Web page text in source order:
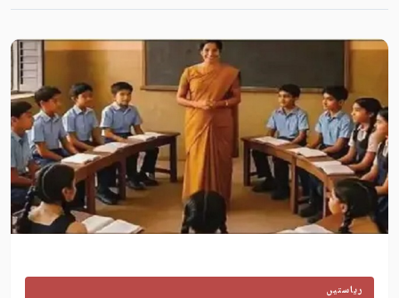
ریاستیں